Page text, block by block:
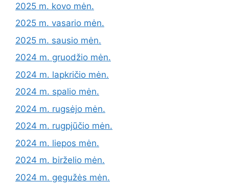
2025 m. kovo mėn.
2025 m. vasario mėn.
2025 m. sausio mėn.
2024 m. gruodžio mėn.
2024 m. lapkričio mėn.
2024 m. spalio mėn.
2024 m. rugsėjo mėn.
2024 m. rugpjūčio mėn.
2024 m. liepos mėn.
2024 m. birželio mėn.
2024 m. gegužės mėn.